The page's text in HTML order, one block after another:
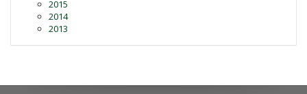
2015
2014
2013